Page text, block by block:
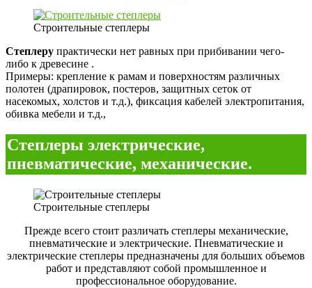
Строительные степлеры
Cтеплеру практически нет равных при прибивании чего-
либо к древесине .
Примеры: крепление к рамам и поверхностям различных
полотен (драпировок, постеров, защитных сеток от
насекомых, холстов и т.д.), фиксация кабелей электропитания,
обивка мебели и т.д.,
Cтеплеры электрические,
пневматические, механические.
Строительные степлеры
Прежде всего стоит различать степлеры механические,
пневматические и электрические. Пневматические и
электрические степлеры предназначены для больших объемов
работ и представляют собой промышленное и
профессиональное оборудование.